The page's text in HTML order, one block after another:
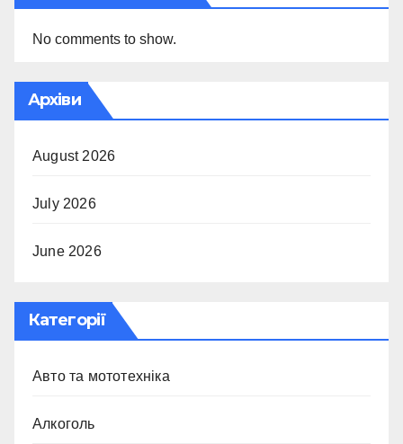
No comments to show.
Архіви
August 2026
July 2026
June 2026
Категорії
Авто та мототехніка
Алкоголь